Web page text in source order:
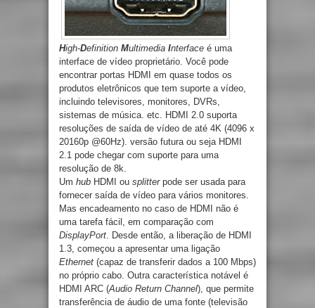
High-Definition Multimedia Interface é uma
interface de vídeo proprietário. Você pode
encontrar portas HDMI em quase todos os
produtos eletrônicos que tem suporte a vídeo,
incluindo televisores, monitores, DVRs,
sistemas de música. etc. HDMI 2.0 suporta
resoluções de saída de vídeo de até 4K (4096 x
20160p @60Hz). versão futura ou seja HDMI
2.1 pode chegar com suporte para uma
resolução de 8k.
Um hub HDMI ou splitterpode ser usada para
fornecer saída de vídeo para vários monitores.
Mas encadeamento no caso de HDMI não é
uma tarefa fácil, em comparação com
DisplayPort . Desde então, a liberação de HDMI
1.3, começou a apresentar uma ligação
Ethernet (capaz de transferir dados a 100 Mbps)
no próprio cabo. Outra característica notável é
HDMI ARC (Audio Return Channel), que permite
transferência de áudio de uma fonte (televisão